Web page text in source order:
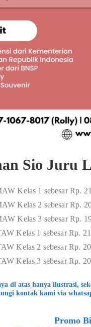
Sio Juru
Kelas 1 sebesar Rp.
Kelas 2 sebesar Rp.
Kelas 3 sebesar Rp.
Kelas 1 sebesar Rp.
Kelas 2 sebesar Rp.
Kelas 3 sebesar Rp.
di atas hanya ilustrasi,
kontak kami via
Promo